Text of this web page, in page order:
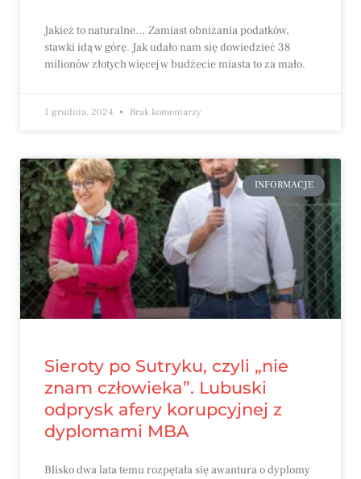
Jakież to naturalne… Zamiast obniżania podatków,
stawki idą w górę. Jak udało nam się dowiedzieć 38
milionów złotych więcej w budżecie miasta to za mało.
1 grudnia, 2024 Brak komentarzy
INFORMACJE
Sieroty po Sutryku, czyli „nie
znam człowieka”. Lubuski
odprysk afery korupcyjnej z
dyplomami MBA
Blisko dwa lata temu rozpętała się awantura o dyplomy